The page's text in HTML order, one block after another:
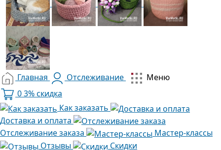
Главная Отслеживание
Меню
03% скидка
Как заказать
Доставка и оплата
Отслеживание заказа
Мастер-классы
Отзывы
Скидки